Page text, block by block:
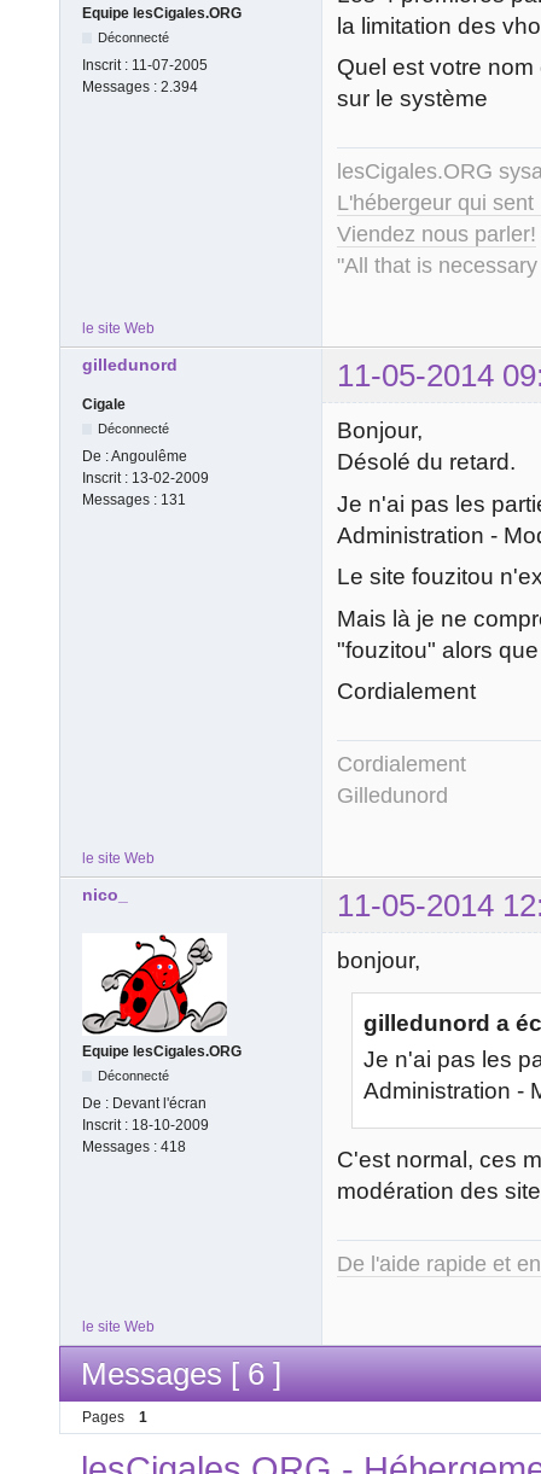
Equipe lesCigales.ORG
Déconnecté
Inscrit : 11-07-2005
Messages : 2.394
la limitation des
Quel est votre
sur le système
lesCigales.ORG
L'hébergeur qui
Viendez nous parler!
"All that is
le site Web
gilledunord 11-05-2014
Cigale
Déconnecté
De :Angoulême
Inscrit : 13-02-2009
Messages : 131
Bonjour,
Désolé du retard.
Je n'ai pas les
Administration -
Le site fouzitou
Mais là je ne
"fouzitou" alors
Cordialement
Cordialement
Gilledunord
le site Web
nico_ 11-05-2014
Equipe lesCigales.ORG
Déconnecté
De : Devant l'écran
Inscrit : 18-10-2009
Messages : 418
bonjour,
gilledunord a
Je n'ai pas les
Administration -
C'est normal, ces
modération des
De l'aide rapide et
le site Web
Messages [ 6 ]
Pages 1